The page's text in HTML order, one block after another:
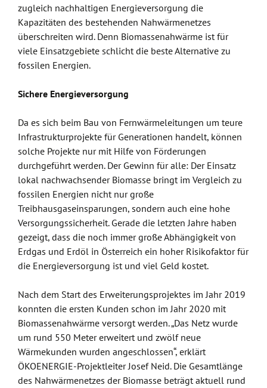
zugleich nachhaltigen Energieversorgung die
Kapazitäten des bestehenden Nahwärmenetzes
überschreiten wird. Denn Biomassenahwärme ist für
viele Einsatzgebiete schlicht die beste Alternative zu
fossilen Energien.
Sichere Energieversorgung
Da es sich beim Bau von Fernwärmeleitungen um teure
Infrastrukturprojekte für Generationen handelt, können
solche Projekte nur mit Hilfe von Förderungen
durchgeführt werden. Der Gewinn für alle: Der Einsatz
lokal nachwachsender Biomasse bringt im Vergleich zu
fossilen Energien nicht nur große
Treibhausgaseinsparungen, sondern auch eine hohe
Versorgungssicherheit. Gerade die letzten Jahre haben
gezeigt, dass die noch immer große Abhängigkeit von
Erdgas und Erdöl in Österreich ein hoher Risikofaktor für
die Energieversorgung ist und viel Geld kostet.
Nach dem Start des Erweiterungsprojektes im Jahr 2019
konnten die ersten Kunden schon im Jahr 2020 mit
Biomassenahwärme versorgt werden. „Das Netz wurde
um rund 550 Meter erweitert und zwölf neue
Wärmekunden wurden angeschlossen“, erklärt
ÖKOENERGIE-Projektleiter Josef Neid. Die Gesamtlänge
des Nahwärmenetzes der Biomasse beträgt aktuell rund